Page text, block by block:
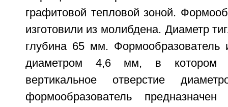
графитовой тепловой зоной.
изготовили из молибдена. Диаметр
глубина 65 мм. Формообразователь
диаметром 4,6 мм, в котором
вертикальное отверстие
формообразователь